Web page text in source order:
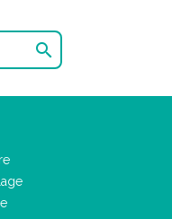
